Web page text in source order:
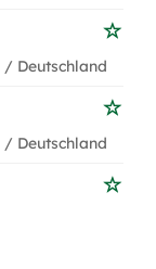
/ Deutschland
/ Deutschland